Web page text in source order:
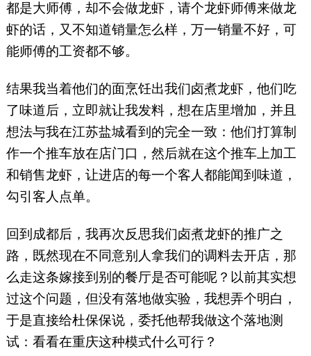
都是大师傅，却不会做龙虾，请个龙虾师傅来做龙
虾的话，又不知道销量怎么样，万一销量不好，可
能师傅的工资都不够。
结果我当着他们的面烹饪出我们卤煮龙虾，他们吃
了味道后，立即就让我发料，想在店里增加，并且
想法与我在江苏盐城看到的完全一致：他们打算制
作一个推车放在店门口，然后就在这个推车上加工
和销售龙虾，让进店的每一个客人都能闻到味道，
勾引客人点单。
回到成都后，我再次反思我们卤煮龙虾的推广之
路，既然现在不同意别人拿我们的调料去开店，那
么走这条嫁接到别的餐厅是否可能呢？以前其实想
过这个问题，但没有落地做实验，我想弄个明白，
于是直接给杜保保说，委托他帮我做这个落地测
试：看看在重庆这种模式什么可行？